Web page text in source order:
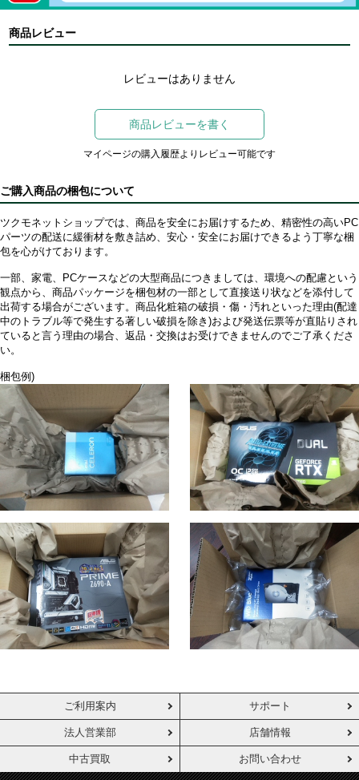
商品レビュー
レビューはありません
商品レビューを書く
マイページの購入履歴よりレビュー可能です
ご購入商品の梱包について
ツクモネットショップでは、商品を安全にお届けするため、精密性の高いPC
パーツの配送に緩衝材を敷き詰め、安心・安全にお届けできるよう丁寧な梱
包を心がけております。
一部、家電、PCケースなどの大型商品につきましては、環境への配慮という
観点から、商品パッケージを梱包材の一部として直接送り状などを添付して
出荷する場合がございます。商品化粧箱の破損・傷・汚れといった理由(配達
中のトラブル等で発生する著しい破損を除き)および発送伝票等が直貼りされ
ていると言う理由の場合、返品・交換はお受けできませんのでご了承くださ
い。
梱包例)
ご利用案内 サポート
法人営業部 店舗情報
中古買取 お問い合わせ